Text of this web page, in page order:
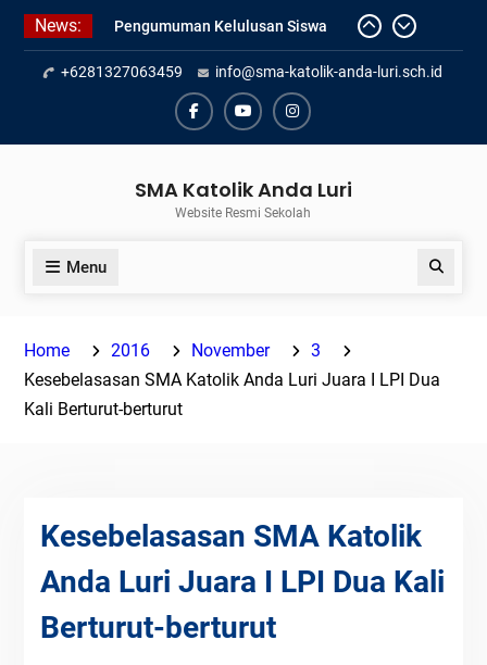
Skip
content
News:
Pengumuman Kelulusan Siswa
Kelas XII SMAK Anda Luri
Pelantikan Pengurus Osis SMAK
Anda Luri
Penilaian Sumatif Akhir Tahun
+6281327063459 info@sma-katolik-anda-luri.sch.id
FacebookYoutubeInstagram
SMA Katolik Anda Luri
Website Resmi Sekolah
Menu Search
Home 2016 November
3
Kesebelasasan SMA Katolik Anda Luri Juara I LPI Dua
Kali Berturut-berturut
Kesebelasasan SMA Katolik
Anda Luri Juara I LPI Dua Kali
Berturut-berturut